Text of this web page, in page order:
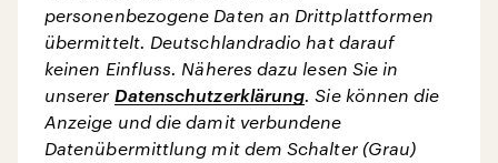
personenbezogene Daten an Drittplattformen
übermittelt. Deutschlandradio hat darauf
keinen Einfluss. Näheres dazu lesen Sie in
unserer Datenschutzerklärung. Sie können die
Anzeige und die damit verbundene
Datenübermittlung mit dem Schalter (Grau)